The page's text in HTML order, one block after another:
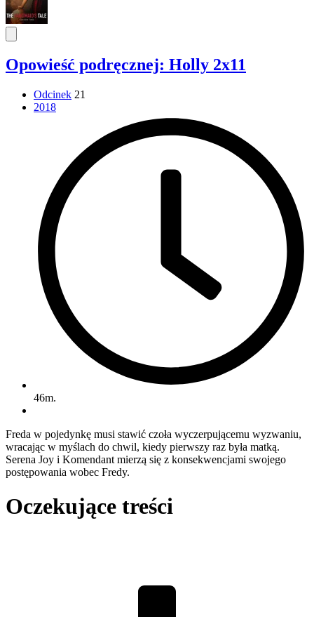
Opowieść podręcznej: Holly 2x11
Odcinek 21
2018
46m.
Freda w pojedynkę musi stawić czoła wyczerpującemu wyzwaniu,
wracając w myślach do chwil, kiedy pierwszy raz była matką.
Serena Joy i Komendant mierzą się z konsekwencjami swojego
postępowania wobec Fredy.
Oczekujące treści